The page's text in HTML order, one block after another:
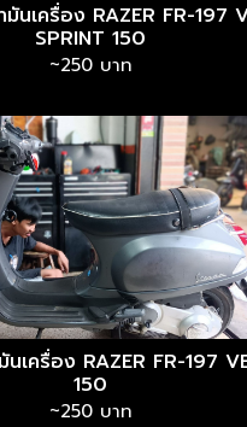
นเครื่อง RAZER FR-197
SPRINT 150
~250 บาท
เครื่อง RAZER FR-197
150
~250 บาท